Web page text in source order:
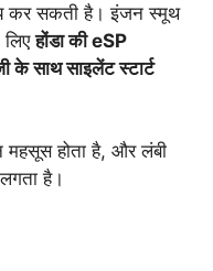
कर सकती है। इंजन स्मूथ
लिएहोंडा की eSP ​​
के साथ साइलेंट स्टार्ट
होता है, और लंबी
है।